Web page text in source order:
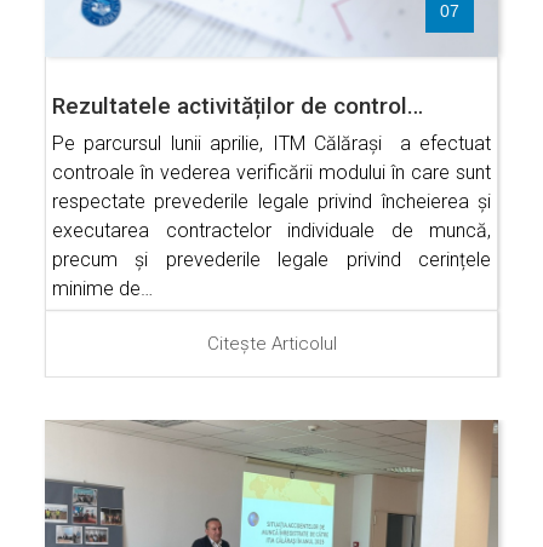
07
Rezultatele activităților de control…
Pe parcursul lunii aprilie, ITM Călărași a efectuat
controale în vederea verificării modului în care sunt
respectate prevederile legale privind încheierea și
executarea contractelor individuale de muncă,
precum și prevederile legale privind cerințele
minime de…
Citește Articolul